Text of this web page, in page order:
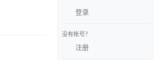
登录
没有帐号？
注册